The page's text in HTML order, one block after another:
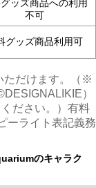
ッズ商品への利用
不可
グッズ商品利用可
ただけます。（※
）
ださい。）有料
ーライト表記義務
のキャラク